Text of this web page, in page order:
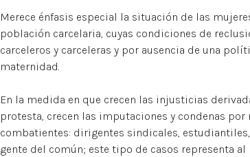
Merece énfasis especial la situación de las
población carcelaria, cuyas condiciones de
carceleros y carceleras y por ausencia de una
maternidad.
En la medida en que crecen las injusticias
protesta, crecen las imputaciones y condenas
combatientes: dirigentes sindicales,
gente del común; este tipo de casos representa